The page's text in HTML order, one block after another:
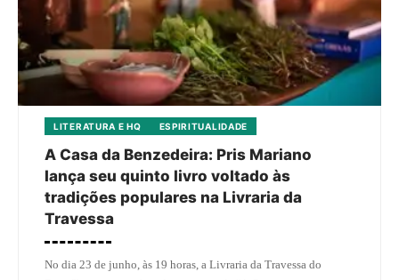
LITERATURA E HQ ESPIRITUALIDADE
A Casa da Benzedeira: Pris Mariano
lança seu quinto livro voltado às
tradições populares na Livraria da
Travessa
No dia 23 de junho, às 19 horas, a Livraria da Travessa do